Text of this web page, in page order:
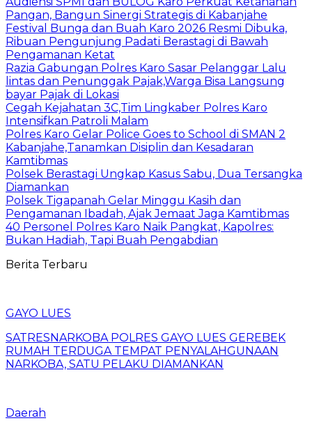
Pangan, Bangun Sinergi Strategis di Kabanjahe
Festival Bunga dan Buah Karo 2026 Resmi Dibuka,
Ribuan Pengunjung Padati Berastagi di Bawah
Pengamanan Ketat
Razia Gabungan Polres Karo Sasar Pelanggar Lalu
lintas dan Penunggak Pajak,Warga Bisa Langsung
bayar Pajak di Lokasi
Cegah Kejahatan 3C,Tim Lingkaber Polres Karo
Intensifkan Patroli Malam
Polres Karo Gelar Police Goes to School di SMAN 2
Kabanjahe,Tanamkan Disiplin dan Kesadaran
Kamtibmas
Polsek Berastagi Ungkap Kasus Sabu, Dua Tersangka
Diamankan
Polsek Tigapanah Gelar Minggu Kasih dan
Pengamanan Ibadah, Ajak Jemaat Jaga Kamtibmas
40 Personel Polres Karo Naik Pangkat, Kapolres:
Bukan Hadiah, Tapi Buah Pengabdian
Berita Terbaru
GAYO LUES
SATRESNARKOBA POLRES GAYO LUES GEREBEK
RUMAH TERDUGA TEMPAT PENYALAHGUNAAN
NARKOBA, SATU PELAKU DIAMANKAN
Daerah